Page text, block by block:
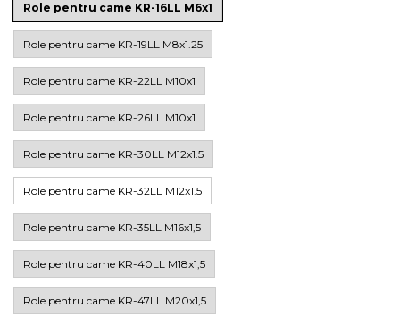
Role pentru came KR-16LL M6x1
Role pentru came KR-19LL M8x1.25
Role pentru came KR-22LL M10x1
Role pentru came KR-26LL M10x1
Role pentru came KR-30LL M12x1.5
Role pentru came KR-32LL M12x1.5
Role pentru came KR-35LL M16x1,5
Role pentru came KR-40LL M18x1,5
Role pentru came KR-47LL M20x1,5